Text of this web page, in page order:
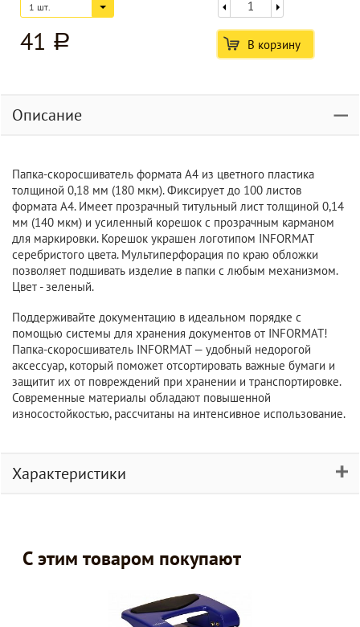
1 шт.
41 a В корзину
Описание
Папка-скоросшиватель формата А4 из цветного пластика
толщиной 0,18 мм (180 мкм). Фиксирует до 100 листов
формата А4. Имеет прозрачный титульный лист толщиной 0,14
мм (140 мкм) и усиленный корешок с прозрачным карманом
для маркировки. Корешок украшен логотипом INFORMAT
серебристого цвета. Мультиперфорация по краю обложки
позволяет подшивать изделие в папки с любым механизмом.
Цвет - зеленый.
Поддерживайте документацию в идеальном порядке с
помощью системы для хранения документов от INFORMAT!
Папка-скоросшиватель INFORMAT — удобный недорогой
аксессуар, который поможет отсортировать важные бумаги и
защитит их от повреждений при хранении и транспортировке.
Современные материалы обладают повышенной
износостойкостью, рассчитаны на интенсивное использование.
Характеристики
С этим товаром покупают